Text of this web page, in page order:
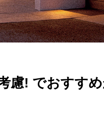
慮! でおすす